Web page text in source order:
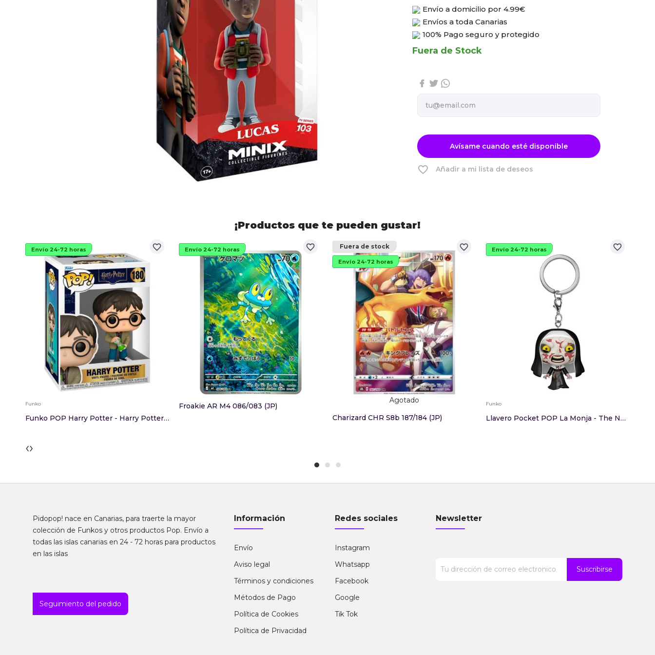
Envío a domicilio por 4.99€
Envíos a toda Canarias
100% Pago seguro y protegido
Fuera de Stock
Avísame cuando esté disponible
favorite_border Añadir a mi lista de deseos
¡Productos que te pueden gustar!
favorite_border
Envío 24-72 horas
Funko
Funko POP Harry Potter - Harry Potter With Hour...
favorite_border
Envío 24-72 horas
Froakie AR M4 086/083 (JP)
favorite_border
Fuera de stock
Envío 24-72 horas
Agotado
Charizard CHR S8b 187/184 (JP)
favorite_border
Envío 24-72 horas
Funko
Llavero Pocket POP La Monja - The Num
‹›
Pidopop! nace en Canarias, para traerte la mayor
colección de Funkos y otros productos Pop. Envío a
todas las islas canarias en 24 - 72 horas para productos
en las islas
Seguimiento del pedido
Información
Envío
Aviso legal
Términos y condiciones
Métodos de Pago
Política de Cookies
Política de Privacidad
Redes sociales
Instagram
Whatsapp
Facebook
Google
Tik Tok
Newsletter